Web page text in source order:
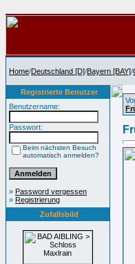
Home/Deutschland [D]/Bayern [BAY]/
Registrierte Benutzer
Benutzername:
Passwort:
Beim nächsten Besuch
automatisch anmelden?
» Password vergessen
» Registrierung
Zufallsbild